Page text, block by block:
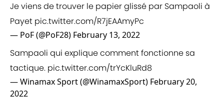
Je viens de trouver le papier glissé par Sampaoli à
Payet pic.twitter.com/R7jEAAmyPc
— PoF (@PoF28) February 13, 2022
Sampaoli qui explique comment fonctionne sa
tactique. pic.twitter.com/trYcKluRd8
— Winamax Sport (@WinamaxSport) February 20,
2022